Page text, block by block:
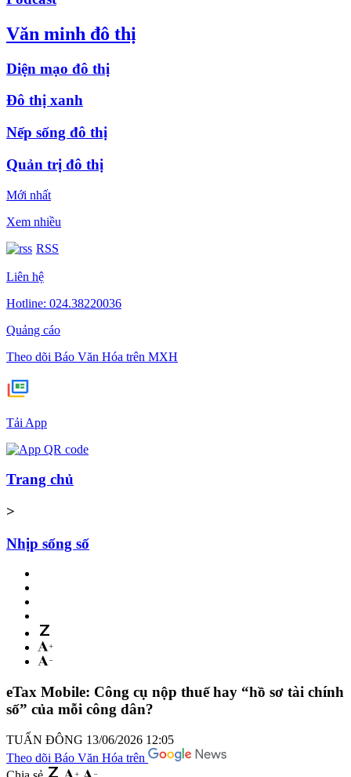
Văn minh đô thị
Diện mạo đô thị
Đô thị xanh
Nếp sống đô thị
Quản trị đô thị
Mới nhất
Xem nhiều
RSS
Liên hệ
Hotline: 024.38220036
Quảng cáo
Theo dõi Báo Văn Hóa trên MXH
Tải App
Trang chủ
>
Nhịp sống số
eTax Mobile: Công cụ nộp thuế hay “hồ sơ tài chính
số” của mỗi công dân?
TUẤN ĐÔNG 13/06/2026 12:05
Theo dõi Báo Văn Hóa trên